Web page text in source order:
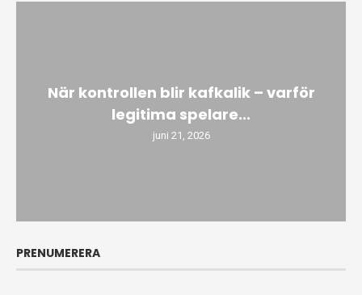
När kontrollen blir kafkalik – varför
legitima spelare...
juni 21, 2026
PRENUMERERA